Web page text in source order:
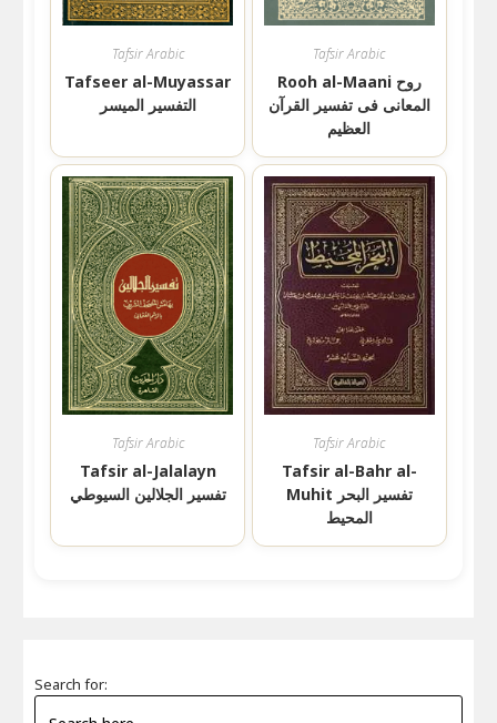
Tafsir Arabic
Tafseer al-Muyassar
التفسير الميسر
Tafsir Arabic
Rooh al-Maani روح
المعانی فی تفسیر القرآن
العظیم
Tafsir Arabic
Tafsir al-Jalalayn
تفسير الجلالين السيوطي
Tafsir Arabic
Tafsir al-Bahr al-
Muhit تفسير البحر
المحيط
Search for: